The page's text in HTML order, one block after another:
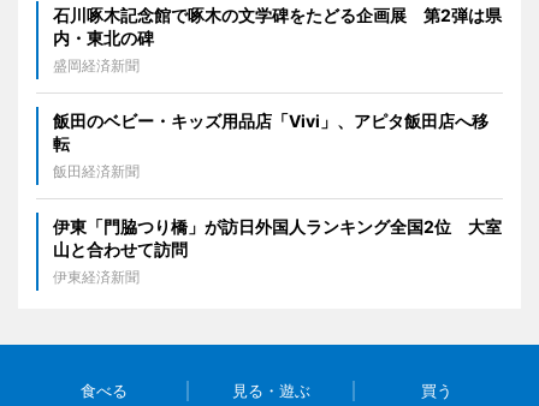
石川啄木記念館で啄木の文学碑をたどる企画展 第2弾は県
内・東北の碑
盛岡経済新聞
飯田のベビー・キッズ用品店「Vivi」、アピタ飯田店へ移
転
飯田経済新聞
伊東「門脇つり橋」が訪日外国人ランキング全国2位 大室
山と合わせて訪問
伊東経済新聞
食べる 見る・遊ぶ 買う